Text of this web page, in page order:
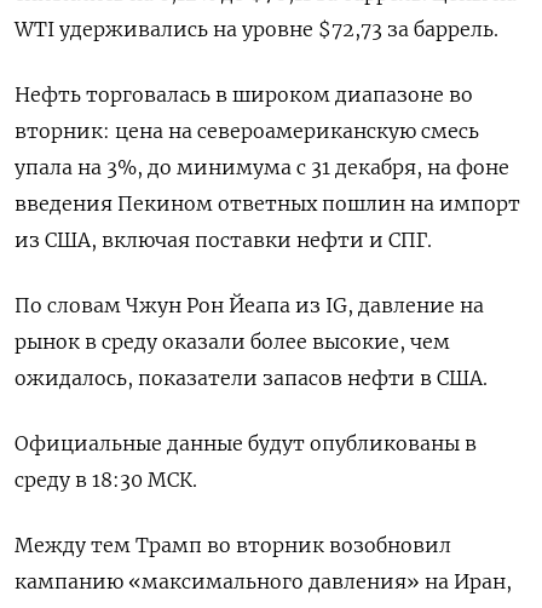
WTI удерживались на уровне $72,73 за баррель.
Нефть торговалась в широком диапазоне во
вторник: цена на североамериканскую смесь
упала на 3%, до минимума с 31 декабря, на фоне
введения Пекином ответных пошлин на импорт
из США, включая поставки нефти и СПГ.
По словам Чжун Рон Йеапа из IG, давление на
рынок в среду оказали более высокие, чем
ожидалось, показатели запасов нефти в США.
Официальные данные будут опубликованы в
среду в 18:30 МСК.
Между тем Трамп во вторник возобновил
кампанию «максимального давления» на Иран,